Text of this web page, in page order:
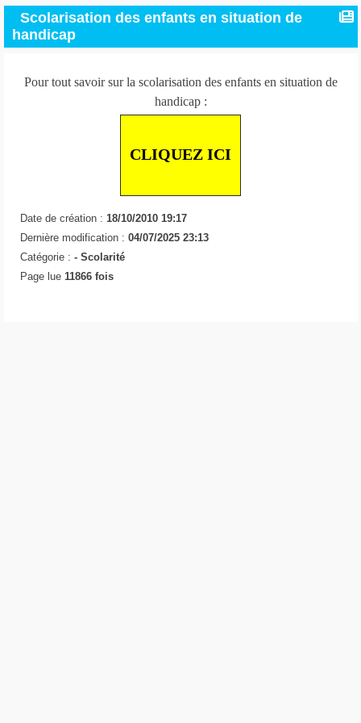
Scolarisation des enfants en situation de
handicap
Pour tout savoir sur la scolarisation des enfants en situation de
handicap :
CLIQUEZ ICI
Date de création : 18/10/2010 19:17
Dernière modification : 04/07/2025 23:13
Catégorie : - Scolarité
Page lue 11866 fois